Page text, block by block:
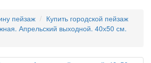
пейзаж
Купить городской пейзаж
Апрельский выходной. 40х50 см.